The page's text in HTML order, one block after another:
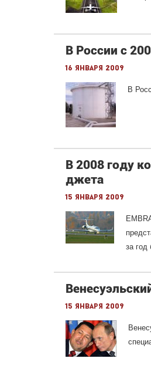
В России с
16 января 2009
В
В 2008 году
джета
15 января 2009
за год
15 января 2009